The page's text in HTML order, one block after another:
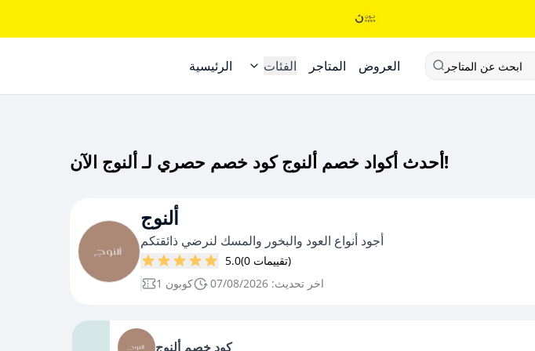
الرئيسية الفئات المتاجر العروض ابحث عن المتاجر
أحدث أكواد خصم ألنوج كود خصم حصري لـ ألنوج الآن!
ألنوج
أجود أنواع العود والبخور والمسك لنرضي ذائقتكم
5.0
(0 تقييمات)
1 كوبون
اخر تحديث: 07/08/2026
كود خصم ألنوج